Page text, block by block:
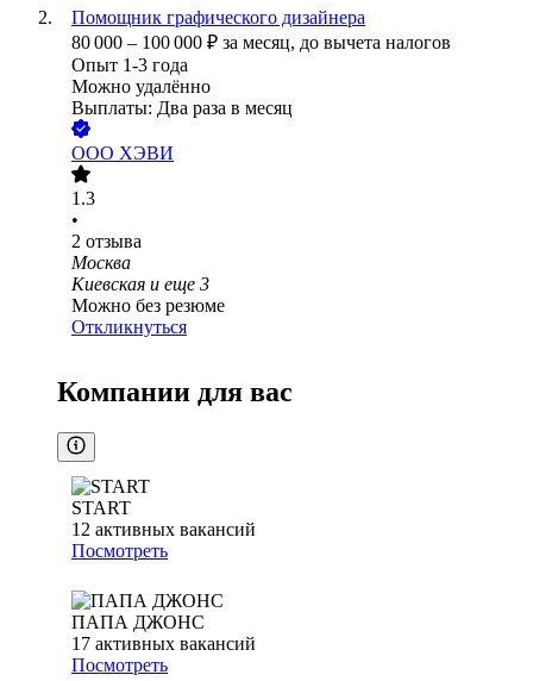
Помощник графического дизайнера
80 000 – 100 000 ₽ за месяц, до вычета налогов
Опыт 1-3 года
Можно удалённо
Выплаты: Два раза в месяц
ООО ХЭВИ
1.3
•
2 отзыва
Москва
Киевская и еще 3
Можно без резюме
Откликнуться
Компании для вас
START
12 активных вакансий
Посмотреть
ПАПА ДЖОНС
17 активных вакансий
Посмотреть